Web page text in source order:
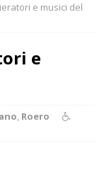
e musici del
e
, Roero